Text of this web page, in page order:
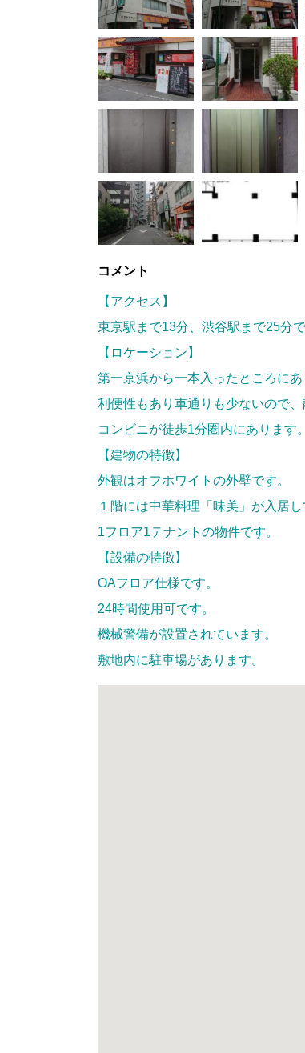
コメント
【アクセス】
東京駅まで13分、渋谷駅まで25分で
【ロケーション】
第一京浜から一本入ったところにあ
利便性もあり車通りも少ないので
コンビニが徒歩1分圏内にあります。
【建物の特徴】
外観はオフホワイトの外壁です。
１階には中華料理「味美」が入居し
1フロア1テナントの物件です。
【設備の特徴】
OAフロア仕様です。
24時間使用可です。
機械警備が設置されています。
敷地内に駐車場があります。